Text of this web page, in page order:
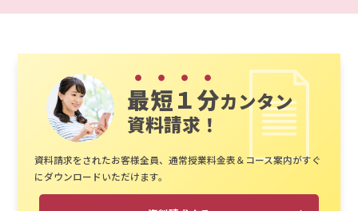
最短１分カンタン
資料請求！
資料請求をされたお客様全員、通常授業料金表＆コース案内がすぐ
にダウンロードいただけます。